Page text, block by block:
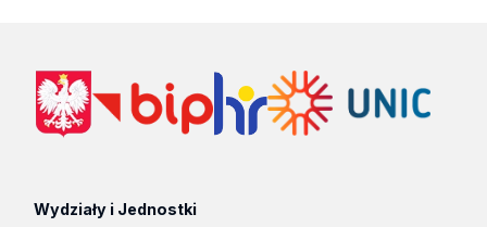
Wydziały i Jednostki